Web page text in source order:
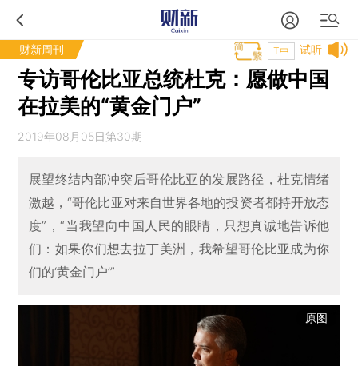
财新周刊 试听
T中
专访哥伦比亚总统杜克：愿做中国
在拉美的“黄金门户”
2019年08月05日第30期
展望终结内部冲突后哥伦比亚的发展路径，杜克情绪
激越，“哥伦比亚对来自世界各地的投资者都持开放态
度”，“当我望向中国人民的眼睛，只想真诚地告诉他
们：如果你们想去拉丁美洲，我希望哥伦比亚成为你
们的‘黄金门户’”
原图